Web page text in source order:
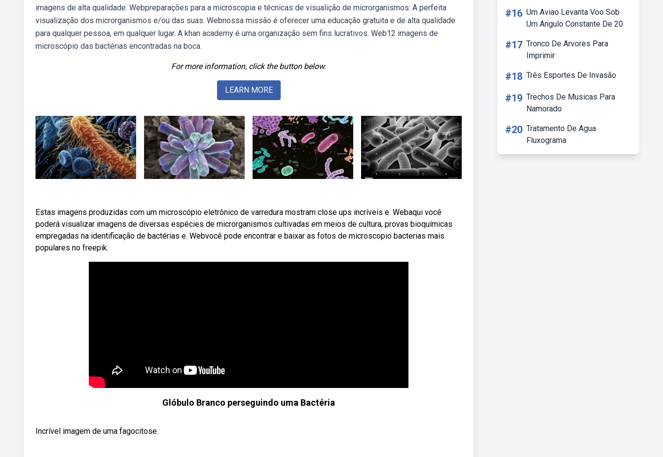
imagens de alta qualidade. Webpreparações para a microscopia e técnicas de visualição de microrganismos: A perfeita
visualização dos microrganismos e/ou das suas. Webnossa missão é oferecer uma educação gratuita e de alta qualidade
para qualquer pessoa, em qualquer lugar. A khan academy é uma organização sem fins lucrativos. Web12 imagens de
microscópio das bactérias encontradas na boca.
For more information, click the button below.
LEARN MORE
Estas imagens produzidas com um microscópio eletrônico de varredura mostram close ups incríveis e. Webaqui você
poderá visualizar imagens de diversas espécies de microrganismos cultivadas em meios de cultura, provas bioquímicas
empregadas na identificação de bactérias e. Webvocê pode encontrar e baixar as fotos de microscopio bacterias mais
populares no freepik.
Glóbulo Branco perseguindo uma Bactéria
Incrível imagem de uma fagocitose.
#16 Um Aviao Levanta Voo Sob
Um Angulo Constante De 20
#17 Tronco De Arvores Para
Imprimir
#18 Três Esportes De Invasão
#19 Trechos De Musicas Para
Namorado
#20 Tratamento De Agua
Fluxograma